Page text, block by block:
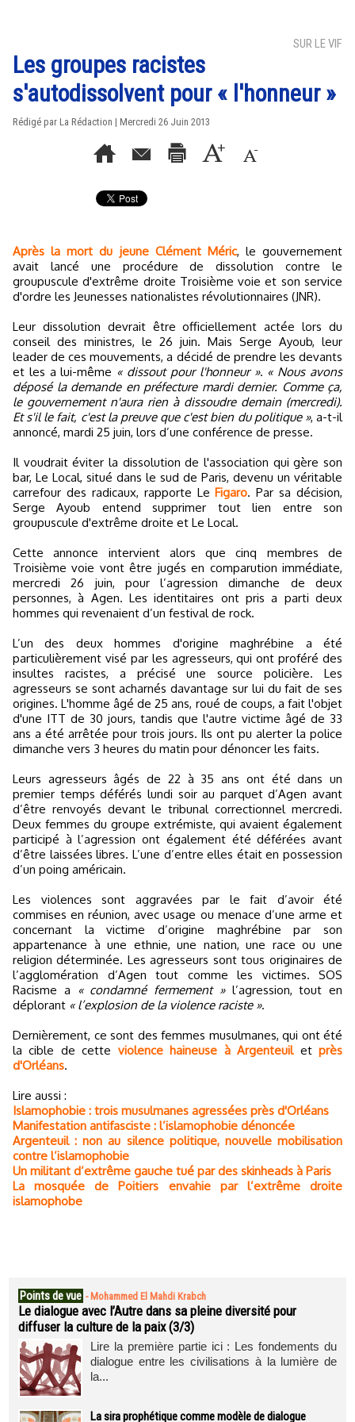
SUR LE VIF
Les groupes racistes
s'autodissolvent pour « l'honneur »
Rédigé par La Rédaction | Mercredi 26 Juin 2013
Après la mort du jeune Clément Méric, le gouvernement
avait lancé une procédure de dissolution contre le
groupuscule d'extrême droite Troisième voie et son service
d'ordre les Jeunesses nationalistes révolutionnaires (JNR).
Leur dissolution devrait être officiellement actée lors du
conseil des ministres, le 26 juin. Mais Serge Ayoub, leur
leader de ces mouvements, a décidé de prendre les devants
et les a lui-même « dissout pour l'honneur ». « Nous avons
déposé la demande en préfecture mardi dernier. Comme ça,
le gouvernement n'aura rien à dissoudre demain (mercredi).
Et s'il le fait, c'est la preuve que c'est bien du politique », a-t-il
annoncé, mardi 25 juin, lors d’une conférence de presse.
Il voudrait éviter la dissolution de l'association qui gère son
bar, Le Local, situé dans le sud de Paris, devenu un véritable
carrefour des radicaux, rapporte LeFigaro. Par sa décision,
Serge Ayoub entend supprimer tout lien entre son
groupuscule d'extrême droite et Le Local.
Cette annonce intervient alors que cinq membres de
Troisième voie vont être jugés en comparution immédiate,
mercredi 26 juin, pour l’agression dimanche de deux
personnes, à Agen. Les identitaires ont pris a parti deux
hommes qui revenaient d’un festival de rock.
L’un des deux hommes d'origine maghrébine a été
particulièrement visé par les agresseurs, qui ont proféré des
insultes racistes, a précisé une source policière. Les
agresseurs se sont acharnés davantage sur lui du fait de ses
origines. L'homme âgé de 25 ans, roué de coups, a fait l'objet
d'une ITT de 30 jours, tandis que l'autre victime âgé de 33
ans a été arrêtée pour trois jours. Ils ont pu alerter la police
dimanche vers 3 heures du matin pour dénoncer les faits.
Leurs agresseurs âgés de 22 à 35 ans ont été dans un
premier temps déférés lundi soir au parquet d’Agen avant
d’être renvoyés devant le tribunal correctionnel mercredi.
Deux femmes du groupe extrémiste, qui avaient également
participé à l’agression ont également été déférées avant
d’être laissées libres. L’une d’entre elles était en possession
d’un poing américain.
Les violences sont aggravées par le fait d’avoir été
commises en réunion, avec usage ou menace d’une arme et
concernant la victime d’origine maghrébine par son
appartenance à une ethnie, une nation, une race ou une
religion déterminée. Les agresseurs sont tous originaires de
l’agglomération d’Agen tout comme les victimes. SOS
Racisme a
« condamné fermement »l’agression, tout en
déplorant « l’explosion de la violence raciste ».
Dernièrement, ce sont des femmes musulmanes, qui ont été
la cible de cette violence haineuse à Argenteuiletprès
d'Orléans.
Lire aussi :
Islamophobie : trois musulmanes agressées près d'Orléans
Manifestation antifasciste : l’islamophobie dénoncée
Argenteuil : non au silence politique, nouvelle mobilisation
contre l’islamophobie
Un militant d’extrême gauche tué par des skinheads à Paris
La mosquée de Poitiers envahie par l’extrême droite
islamophobe
Points de vue - Mohammed El Mahdi Krabch
Le dialogue avec l’Autre dans sa pleine diversité pour
diffuser la culture de la paix (3/3)
Lire la première partie ici : Les fondements du
dialogue entre les civilisations à la lumière de
la...
La sira prophétique comme modèle de dialogue